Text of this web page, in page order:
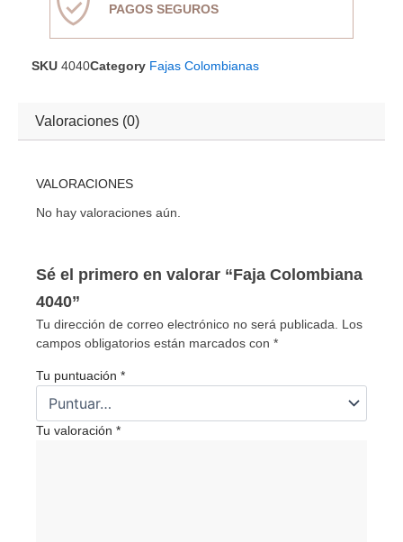
PAGOS SEGUROS
SKU 4040Category Fajas Colombianas
Valoraciones (0)
VALORACIONES
No hay valoraciones aún.
Sé el primero en valorar “Faja Colombiana
4040”
Tu dirección de correo electrónico no será publicada. Los
campos obligatorios están marcados con *
Tu puntuación *
Tu valoración *